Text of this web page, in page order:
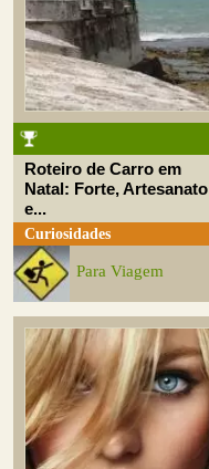
Roteiro de Carro em
Natal: Forte, Artesanato
e...
Curiosidades
Para Viagem